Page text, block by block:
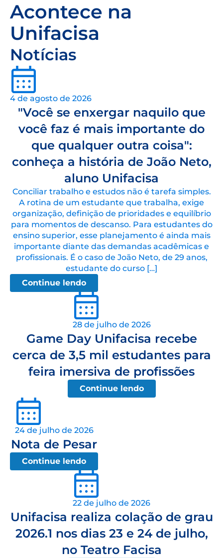
Acontece na
Unifacisa
Notícias
4 de agosto de 2026
"Você se enxergar naquilo que
você faz é mais importante do
que qualquer outra coisa":
conheça a história de João Neto,
aluno Unifacisa
Conciliar trabalho e estudos não é tarefa simples.
A rotina de um estudante que trabalha, exige
organização, definição de prioridades e equilíbrio
para momentos de descanso. Para estudantes do
ensino superior, esse planejamento é ainda mais
importante diante das demandas acadêmicas e
profissionais. É o caso de João Neto, de 29 anos,
estudante do curso […]
Continue lendo
28 de julho de 2026
Game Day Unifacisa recebe
cerca de 3,5 mil estudantes para
feira imersiva de profissões
Continue lendo
24 de julho de 2026
Nota de Pesar
Continue lendo
22 de julho de 2026
Unifacisa realiza colação de grau
2026.1 nos dias 23 e 24 de julho,
no Teatro Facisa